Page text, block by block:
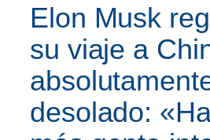
Elon Musk
su viaje a
desolado: